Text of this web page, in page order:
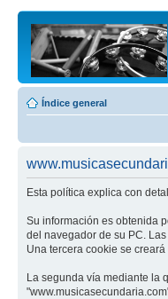
Índice general
Esta política explica con
Su información es obtenida
del navegador de su PC.
Una tercera cookie se
La segunda vía mediante la